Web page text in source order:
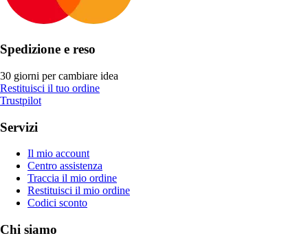
Spedizione e reso
30 giorni per cambiare idea
Restituisci il tuo ordine
Trustpilot
Servizi
Il mio account
Centro assistenza
Traccia il mio ordine
Restituisci il mio ordine
Codici sconto
Chi siamo